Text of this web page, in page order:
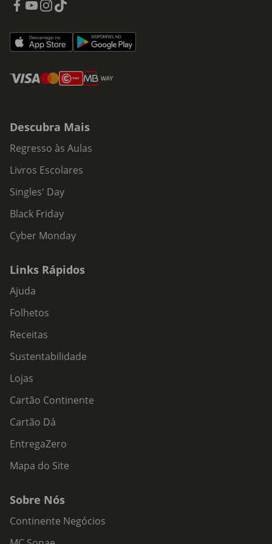
Descubra Mais
Regresso às Aulas
Livros Escolares
Singles' Day
Black Friday
Cyber Monday
Links Rápidos
Ajuda
Folhetos
Receitas
Sustentabilidade
Lojas
Cartão Continente
Cartão Dá
EntregaZero
Mapa do Site
Sobre Nós
Continente Negócios